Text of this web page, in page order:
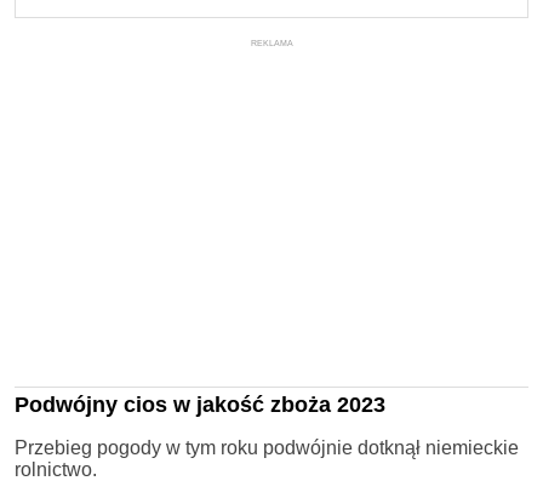
REKLAMA
Podwójny cios w jakość zboża 2023
Przebieg pogody w tym roku podwójnie dotknął niemieckie
rolnictwo.